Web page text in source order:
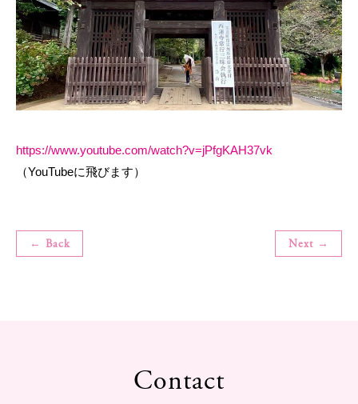
https://www.youtube.com/watch?v=jPfgKAH37vk
（YouTubeに飛びます）
← Back Next →
Contact